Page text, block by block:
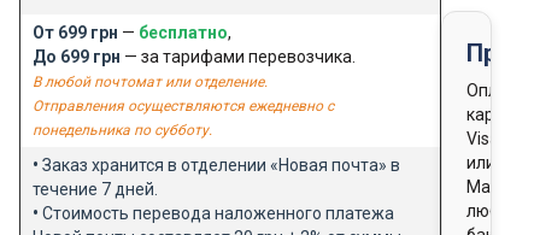
От 699 грн — бесплатно,
До 699 грн — за тарифами перевозчика.
В любой почтомат или отделение.
Отправления осуществляются ежедневно с
понедельника по субботу.
• Заказ хранится в отделении «Новая почта» в
течение 7 дней.
• Стоимость перевода наложенного платежа
Оплата
картой
Visa
или
любого